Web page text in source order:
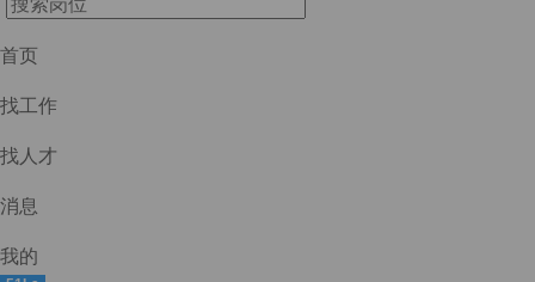
首页
找工作
找人才
消息
我的